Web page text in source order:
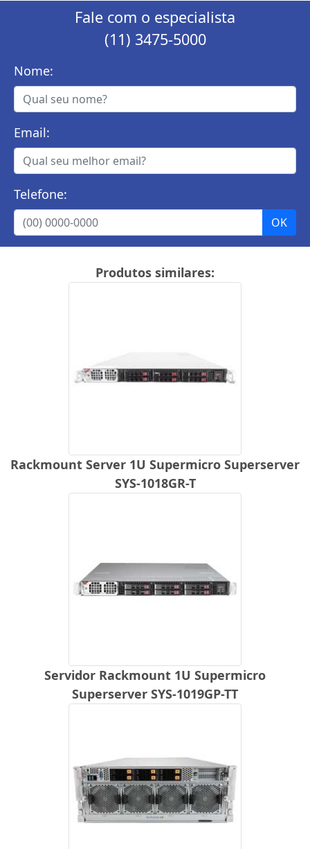
Fale com o especialista
(11) 3475-5000
Nome:
Email:
Telefone:
Produtos similares:
Rackmount Server 1U Supermicro Superserver
SYS-1018GR-T
Servidor Rackmount 1U Supermicro
Superserver SYS-1019GP-TT